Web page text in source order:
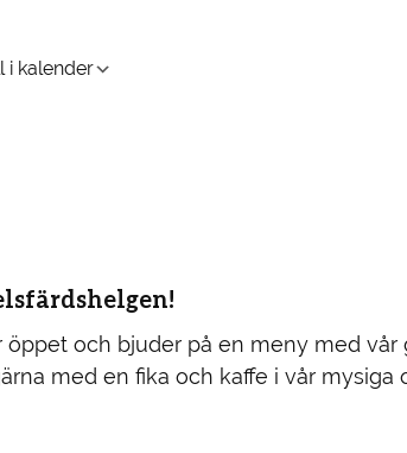
i kalender
och bjuder på en meny med
med en fika och kaffe i vår mysiga